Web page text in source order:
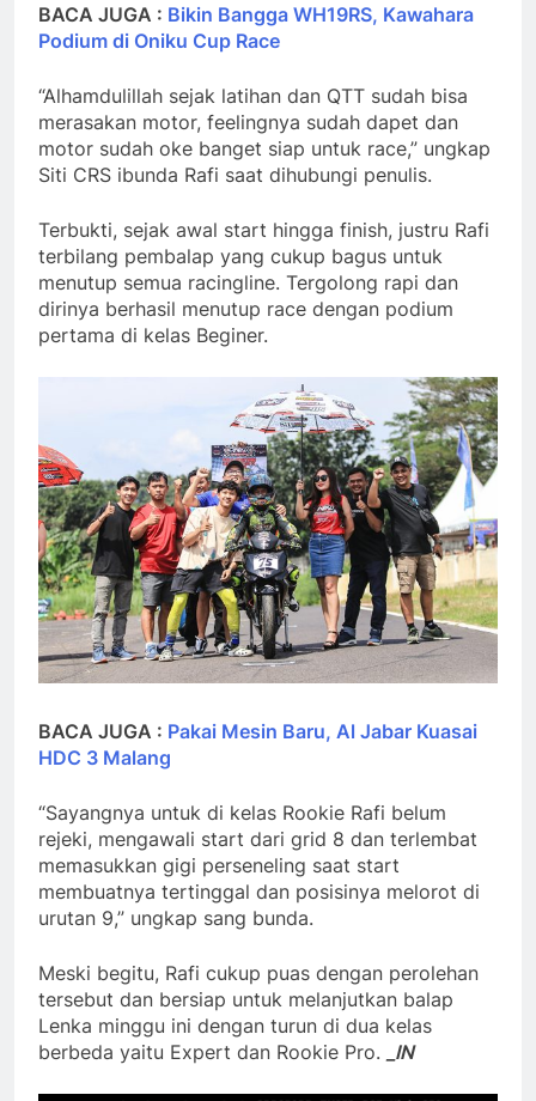
BACA JUGA : Bikin Bangga WH19RS, Kawahara
Podium di Oniku Cup Race
“Alhamdulillah sejak latihan dan QTT sudah bisa
merasakan motor, feelingnya sudah dapet dan
motor sudah oke banget siap untuk race,” ungkap
Siti CRS ibunda Rafi saat dihubungi penulis.
Terbukti, sejak awal start hingga finish, justru Rafi
terbilang pembalap yang cukup bagus untuk
menutup semua racingline. Tergolong rapi dan
dirinya berhasil menutup race dengan podium
pertama di kelas Beginer.
BACA JUGA : Pakai Mesin Baru, Al Jabar Kuasai
HDC 3 Malang
“Sayangnya untuk di kelas Rookie Rafi belum
rejeki, mengawali start dari grid 8 dan terlembat
memasukkan gigi perseneling saat start
membuatnya tertinggal dan posisinya melorot di
urutan 9,” ungkap sang bunda.
Meski begitu, Rafi cukup puas dengan perolehan
tersebut dan bersiap untuk melanjutkan balap
Lenka minggu ini dengan turun di dua kelas
berbeda yaitu Expert dan Rookie Pro.
_IN